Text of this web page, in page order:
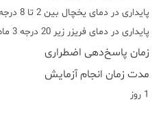
پایداری در دمای یخچال بین 2 تا 8 درجه 7 روز
پایداری در دمای فریزر زیر 20 درجه 3 ماه
زمان پاسخ‌دهی اضطراری
مدت زمان انجام آزمایش
1 روز